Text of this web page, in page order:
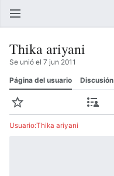
Abrir menú principal
Thika ariyani
Se unió el 7 jun 2011
Página del usuario Discusión
Vigilar Contribuciones
Usuario:Thika ariyani